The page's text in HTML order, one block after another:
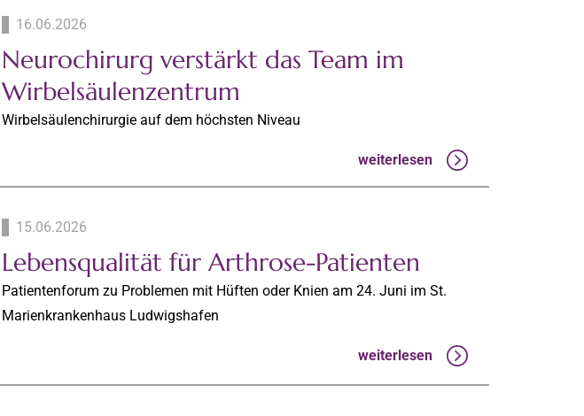
16.06.2026
Neurochirurg verstärkt das Team im
Wirbelsäulenzentrum
Wirbelsäulenchirurgie auf dem höchsten Niveau
weiterlesen
15.06.2026
Lebensqualität für Arthrose-Patienten
Patientenforum zu Problemen mit Hüften oder Knien am 24. Juni im St.
Marienkrankenhaus Ludwigshafen
weiterlesen